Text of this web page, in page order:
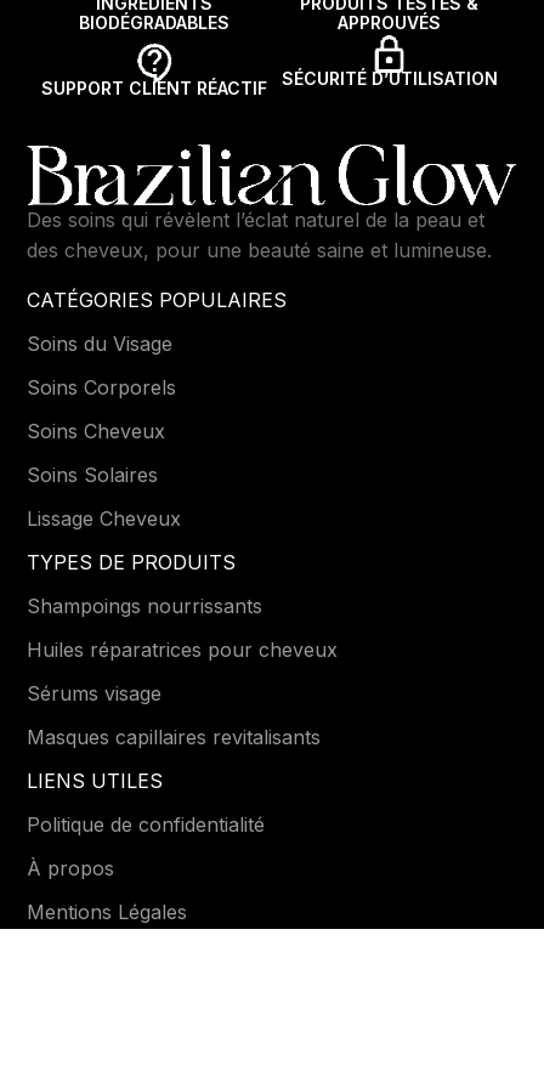
BIODÉGRADABLES
APPROUVÉS
SUPPORT CLIENT RÉACTIF SÉCURITÉ D’UTILISATION
Des soins qui révèlent l’éclat naturel de la peau et
des cheveux, pour une beauté saine et lumineuse.
CATÉGORIES POPULAIRES
Soins du Visage
Soins Corporels
Soins Cheveux
Soins Solaires
Lissage Cheveux
TYPES DE PRODUITS
Shampoings nourrissants
Huiles réparatrices pour cheveux
Sérums visage
Masques capillaires revitalisants
LIENS UTILES
Politique de confidentialité
À propos
Mentions Légales